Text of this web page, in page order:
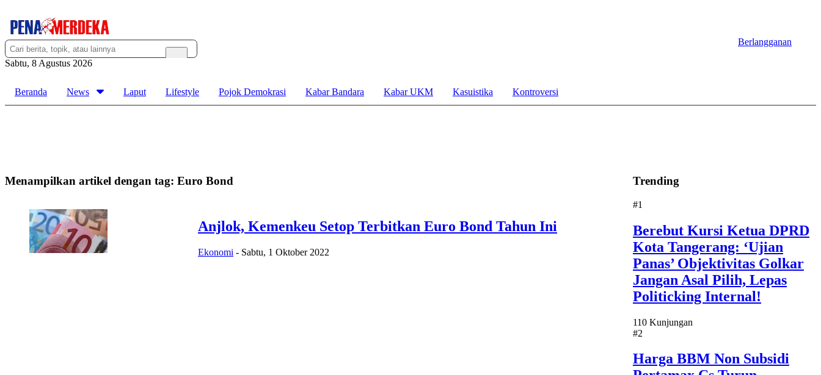
Sabtu, 8 Agustus 2026
Berlangganan
Beranda News Laput Lifestyle Pojok Demokrasi Kabar Bandara Kabar UKM Kasuistika Kontroversi
Menampilkan artikel dengan tag: Euro Bond
Anjlok, Kemenkeu Setop Terbitkan Euro Bond Tahun Ini
Ekonomi - Sabtu, 1 Oktober 2022
Trending
#1
Berebut Kursi Ketua DPRD
Kota Tangerang: ‘Ujian
Panas’ Objektivitas Golkar
Jangan Asal Pilih, Lepas
Politicking Internal!
110 Kunjungan
#2
Harga BBM Non Subsidi